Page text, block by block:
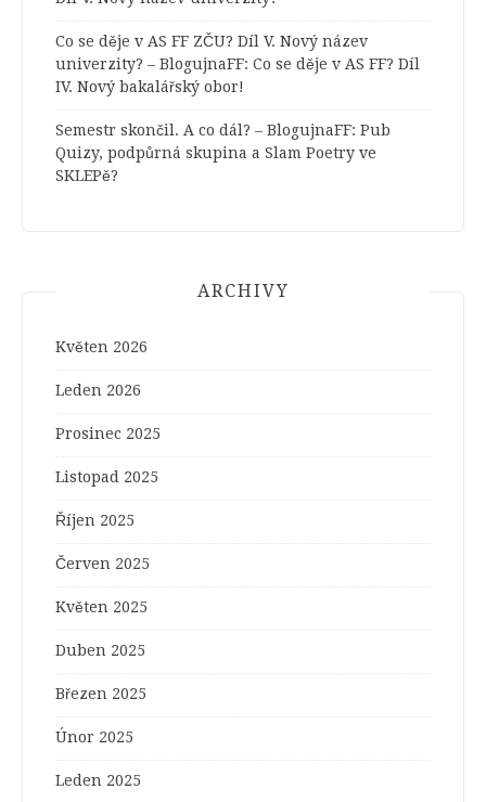
Co se děje v AS FF ZČU? Díl V. Nový název
univerzity? – BlogujnaFF: Co se děje v AS FF? Díl
IV. Nový bakalářský obor!
Semestr skončil. A co dál? – BlogujnaFF: Pub
Quizy, podpůrná skupina a Slam Poetry ve
SKLEPě?
ARCHIVY
Květen 2026
Leden 2026
Prosinec 2025
Listopad 2025
Říjen 2025
Červen 2025
Květen 2025
Duben 2025
Březen 2025
Únor 2025
Leden 2025